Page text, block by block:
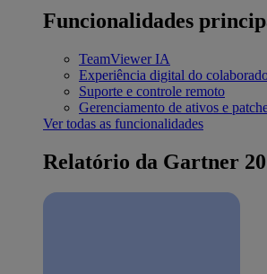
Funcionalidades
TeamViewer IA
Experiência digital do
Suporte e controle remoto
Gerenciamento de ativos e
Ver todas as funcionalidades
Relatório da Gartner